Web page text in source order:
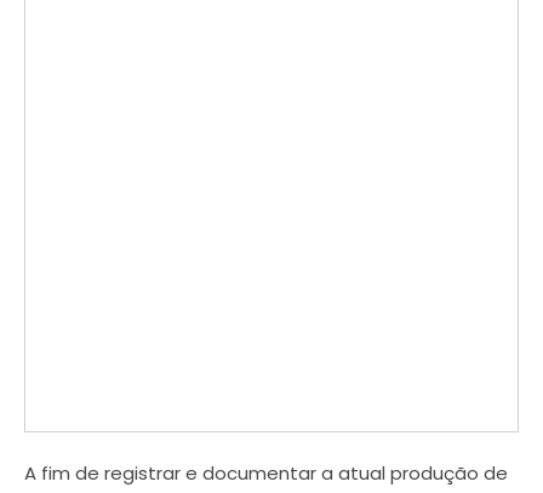
A fim de registrar e documentar a atual produção de